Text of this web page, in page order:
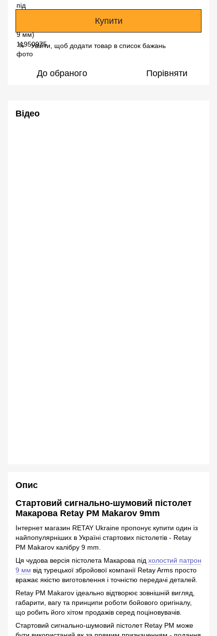
Купити
% Увійти, щоб додати товар в список бажань
До обраного Порівняти
Відео
Опис
Стартовий сигнально-шумовий пістолет
Макарова Retay PM Makarov 9mm
Інтернет магазин RETAY Ukraine пропонує купити один із
найпопулярніших в Україні стартових пістолетів - Retay
PM Makarov калібру 9 mm.
Ця чудова версія пістолета Макарова під холостий патрон
9 мм від турецької збройової компанії Retay Arms просто
вражає якістю виготовлення і точністю передачі деталей.
Retay PM Makarov ідеально відтворює зовнішній вигляд,
габарити, вагу та принципи роботи бойового оригіналу,
що робить його хітом продажів серед поціновувачів.
Стартовий сигнально-шумовий пістолет Retay PM може